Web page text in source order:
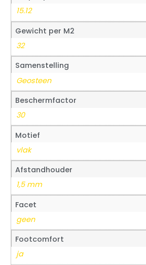
15.12
Gewicht per M2
32
Samenstelling
Geosteen
Beschermfactor
30
Motief
vlak
Afstandhouder
1,5 mm
Facet
geen
Footcomfort
ja